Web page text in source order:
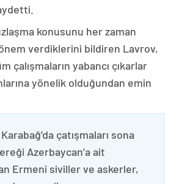
konusunu her zaman
verdiklerini bildiren Lavrov,
çalışmaların yabancı çıkarlar
yönelik olduğundan emin
çatışmaları sona
Azerbaycan’a ait
Ermeni siviller ve askerler,